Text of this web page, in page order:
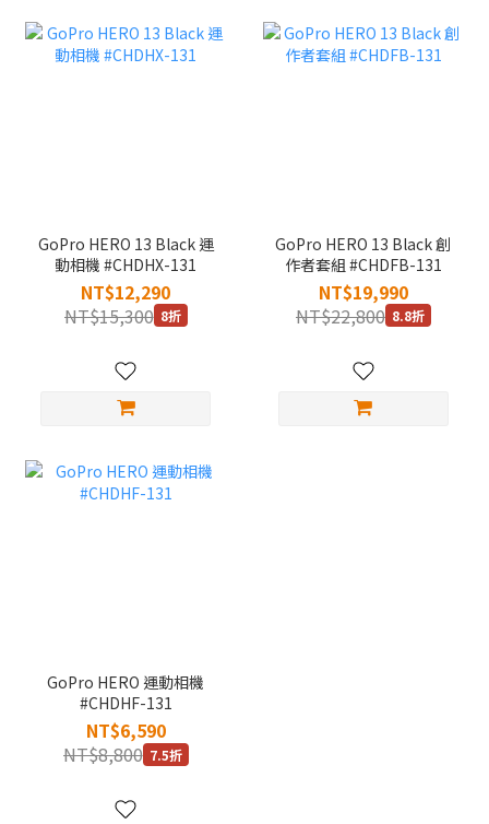
GoPro HERO 13 Black 運
動相機 #CHDHX-131
NT$12,290
NT$15,300 8折
GoPro HERO 13 Black 創
作者套組 #CHDFB-131
NT$19,990
NT$22,800 8.8折
GoPro HERO 運動相機
#CHDHF-131
NT$6,590
NT$8,800 7.5折